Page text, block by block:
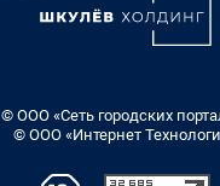
© ООО «Сеть городских
© ООО «Интернет